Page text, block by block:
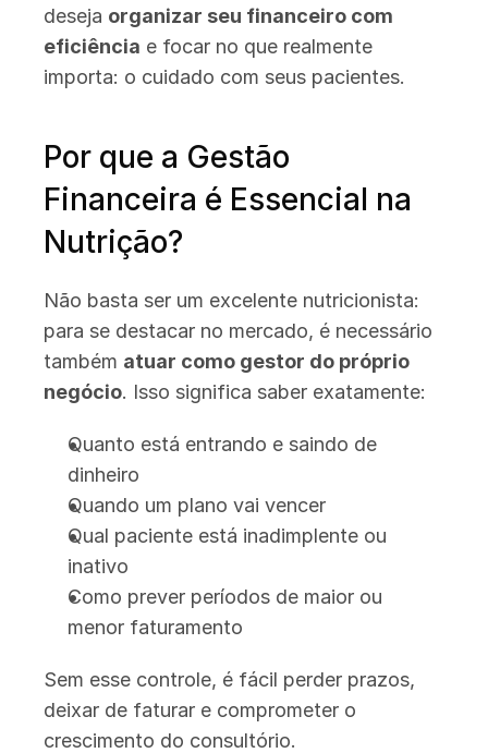
deseja organizar seu financeiro com
eficiência e focar no que realmente
importa: o cuidado com seus pacientes.
Por que a Gestão
Financeira é Essencial na
Nutrição?
Não basta ser um excelente nutricionista:
para se destacar no mercado, é necessário
também atuar como gestor do próprio
negócio. Isso significa saber exatamente:
Quanto está entrando e saindo de
dinheiro
Quando um plano vai vencer
Qual paciente está inadimplente ou
inativo
Como prever períodos de maior ou
menor faturamento
Sem esse controle, é fácil perder prazos,
deixar de faturar e comprometer o
crescimento do consultório.